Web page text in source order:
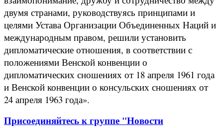
двумя странами, руководствуясь принципами и
целями Устава Организации Объединенных Наций и
международным правом, решили установить
дипломатические отношения, в соответствии с
положениями Венской конвенции о
дипломатических сношениях от 18 апреля 1961 года
и Венской конвенции о консульских сношениях от
24 апреля 1963 года».
Присоединяйтесь к группе "Новости